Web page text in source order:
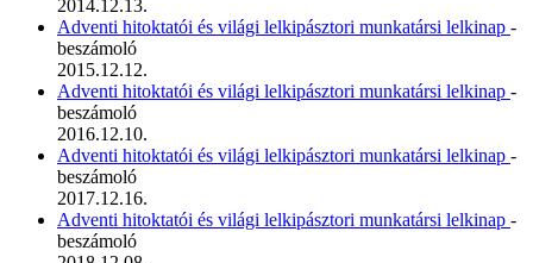
2014.12.13.
Adventi hitoktatói és világi lelkipásztori munkatársi lelkinap -
beszámoló
2015.12.12.
Adventi hitoktatói és világi lelkipásztori munkatársi lelkinap -
beszámoló
2016.12.10.
Adventi hitoktatói és világi lelkipásztori munkatársi lelkinap -
beszámoló
2017.12.16.
Adventi hitoktatói és világi lelkipásztori munkatársi lelkinap -
beszámoló